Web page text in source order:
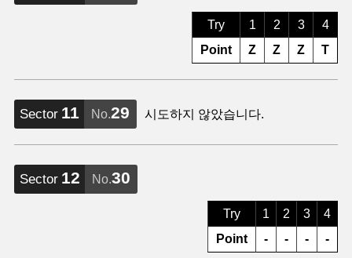
Try
Point
1
Z
2
Z
3
Z
4
T
Sector 11 No.29 시도하지 않았습니다.
Sector 12 No.30
Try
Point
1
-
2
-
3
-
4
-